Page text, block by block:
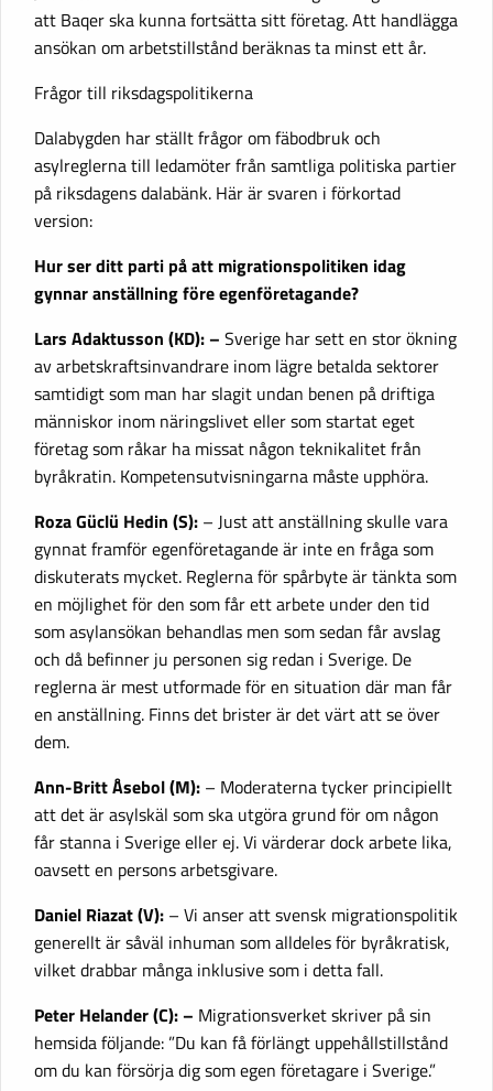
att Baqer ska kunna fortsätta sitt företag. Att handlägga
ansökan om arbetstillstånd beräknas ta minst ett år.
Frågor till riksdagspolitikerna
Dalabygden har ställt frågor om fäbodbruk och
asylreglerna till ledamöter från samtliga politiska partier
på riksdagens dalabänk. Här är svaren i förkortad
version:
Hur ser ditt parti på att migrationspolitiken idag
gynnar anställning före egenföretagande?
Lars Adaktusson (KD): – Sverige har sett en stor ökning
av arbetskraftsinvandrare inom lägre betalda sektorer
samtidigt som man har slagit undan benen på driftiga
människor inom näringslivet eller som startat eget
företag som råkar ha missat någon teknikalitet från
byråkratin. Kompetensutvisningarna måste upphöra.
Roza Güclü Hedin (S): – Just att anställning skulle vara
gynnat framför egenföretagande är inte en fråga som
diskuterats mycket. Reglerna för spårbyte är tänkta som
en möjlighet för den som får ett arbete under den tid
som asylansökan behandlas men som sedan får avslag
och då befinner ju personen sig redan i Sverige. De
reglerna är mest utformade för en situation där man får
en anställning. Finns det brister är det värt att se över
dem.
Ann-Britt Åsebol (M): – Moderaterna tycker principiellt
att det är asylskäl som ska utgöra grund för om någon
får stanna i Sverige eller ej. Vi värderar dock arbete lika,
oavsett en persons arbetsgivare.
Daniel Riazat (V): – Vi anser att svensk migrationspolitik
generellt är såväl inhuman som alldeles för byråkratisk,
vilket drabbar många inklusive som i detta fall.
Peter Helander (C): – Migrationsverket skriver på sin
hemsida följande: ”Du kan få förlängt uppehållstillstånd
om du kan försörja dig som egen företagare i Sverige.”